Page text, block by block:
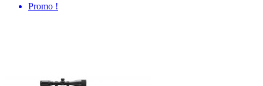
Promo !